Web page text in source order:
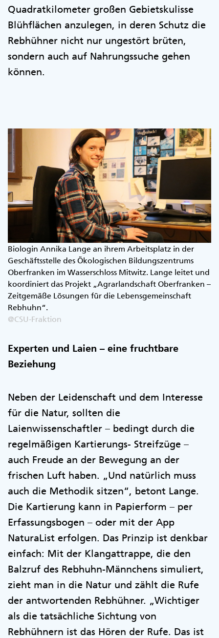
Quadratkilometer großen Gebietskulisse
Blühflächen anzulegen, in deren Schutz die
Rebhühner nicht nur ungestört brüten,
sondern auch auf Nahrungssuche gehen
können.
Biologin Annika Lange an ihrem Arbeitsplatz in der
Geschäftsstelle des Ökologischen Bildungszentrums
Oberfranken im Wasserschloss Mitwitz. Lange leitet und
koordiniert das Projekt „Agrarlandschaft Oberfranken –
Zeitgemäße Lösungen für die Lebensgemeinschaft
Rebhuhn“.
@CSU-Fraktion
Experten und Laien – eine fruchtbare
Beziehung
Neben der Leidenschaft und dem Interesse
für die Natur, sollten die
Laienwissenschaftler – bedingt durch die
regelmäßigen Kartierungs- Streifzüge –
auch Freude an der Bewegung an der
frischen Luft haben. „Und natürlich muss
auch die Methodik sitzen“, betont Lange.
Die Kartierung kann in Papierform – per
Erfassungsbogen – oder mit der App
NaturaList erfolgen. Das Prinzip ist denkbar
einfach: Mit der Klangattrappe, die den
Balzruf des Rebhuhn-Männchens simuliert,
zieht man in die Natur und zählt die Rufe
der antwortenden Rebhühner. „Wichtiger
als die tatsächliche Sichtung von
Rebhühnern ist das Hören der Rufe. Das ist